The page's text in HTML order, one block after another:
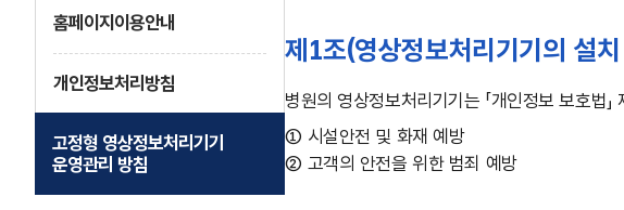
홈페이지이용안내
개인정보처리방침
고정형 영상정보처리기기
운영관리 방침
제1조(영상정보처리기기의 설
병원의 영상정보처리기기는 「개인정보 보호법
① 시설안전 및 화재 예방
② 고객의 안전을 위한 범죄 예방